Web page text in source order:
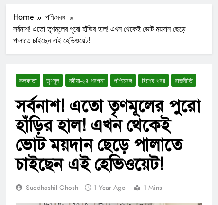
Home
পশ্চিমবঙ্গ
সর্বনাশ! এতো তৃণমূলের পুরো হাঁড়ির হাল! এখন থেকেই ভোট ময়দান ছেড়ে
পালাতে চাইছেন এই হেভিওয়েট!
কলকাতা তৃণমূল নদীয়া-২৪ পরগনা পশ্চিমবঙ্গ বিশেষ খবর রাজনীতি
সর্বনাশ! এতো তৃণমূলের পুরো
হাঁড়ির হাল! এখন থেকেই
ভোট ময়দান ছেড়ে পালাতে
চাইছেন এই হেভিওয়েট!
Suddhashil Ghosh 1 Year Ago 1 Mins